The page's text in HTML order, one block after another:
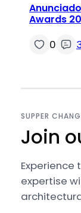
Awards
0
SUPPER
Join
expertise